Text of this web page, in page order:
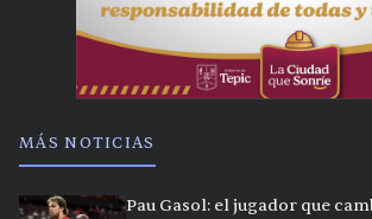
MÁS NOTICIAS
Pau Gasol: el jugador que